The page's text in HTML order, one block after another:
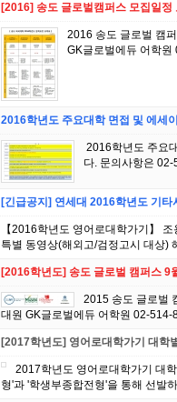
[2016] 송도 글로벌캠퍼스 모집일정
2016 송도 글로벌 캠퍼스 4개 대학 모집일정
2016학년도 주요대학 면접 및 에세
다. 문의사항은
[긴급공지] 연세대 2016학년도 기타
【2016학년도 영어로대학가기】
[2016학년도] 송도 글로벌 캠퍼스 9
2015 송도 글로벌 캠퍼스 4개 대학
[2017학년도] 영어로대학가기 대학
2017학년도 영어로대학가기 대학별 전형계획안 확정! 2016학년보다 약 1천
형'과 '학생부종합전형'을 통해 선발